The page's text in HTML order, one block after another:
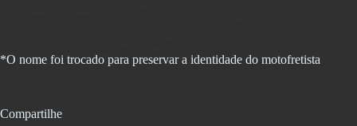
*O nome foi trocado para preservar a identidade do motofretista
Compartilhe